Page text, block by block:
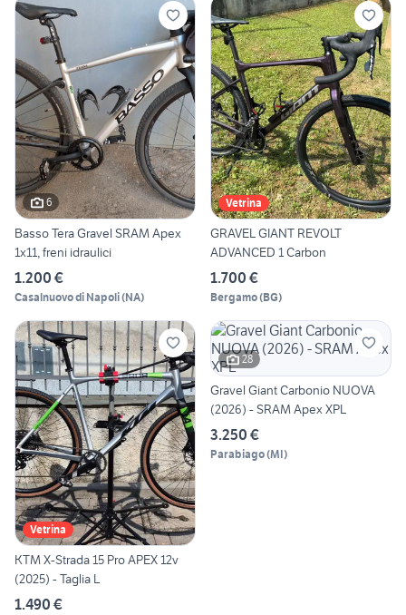
6
Basso Tera Gravel SRAM Apex
1x11, freni idraulici
1.200 €
Casalnuovo di Napoli(NA)
Vetrina
GRAVEL GIANT REVOLT
ADVANCED 1 Carbon
1.700 €
Bergamo(BG)
Vetrina
KTM X-Strada 15 Pro APEX 12v
(2025) - Taglia L
1.490 €
28
Gravel Giant Carbonio NUOVA
(2026) - SRAM Apex XPL
3.250 €
Parabiago(MI)